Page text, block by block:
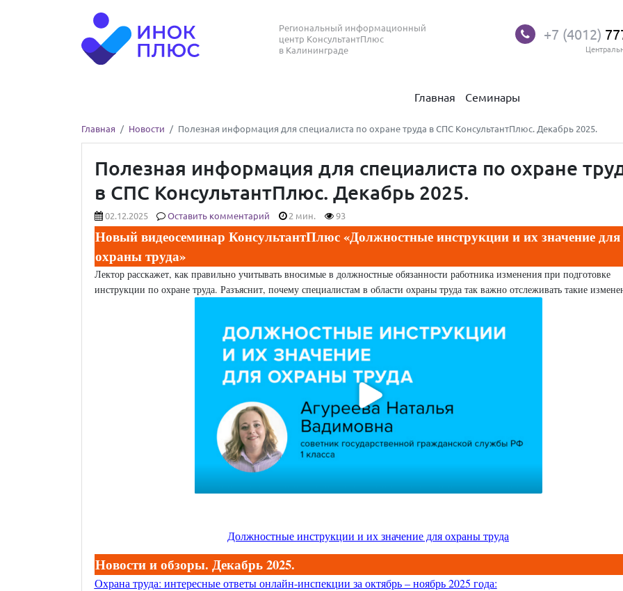
Региональный информационный
центр КонсультантПлюс
в Калининграде
+7 (4012)
Главная Семинары
Главная Новости Полезная информация для специалиста по охране труда в СПС КонсультантПлюс. Декабрь 2025.
Полезная информация для специалиста по охране
в СПС КонсультантПлюс. Декабрь 2025.
02.12.2025 Оставить комментарий 2 мин. 93
Новый видеосеминар КонсультантПлюс «Должностные инструкции и их значение для
охраны труда»
Лектор расскажет, как правильно учитывать вносимые в должностные обязанности работника изменения при подготовке
инструкции по охране труда. Разъяснит, почему специалистам в области охраны труда так важно отслеживать такие
Должностные инструкции и их значение для охраны труда
Новости и обзоры. Декабрь 2025.
Охрана труда: интересные ответы онлайн-инспекции за октябрь – ноябрь 2025 года: